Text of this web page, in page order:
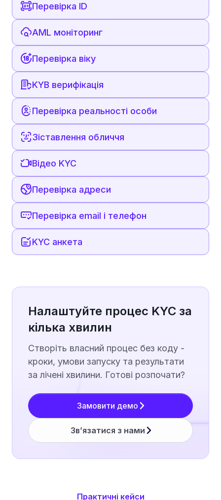
Перевірка ID
AML моніторинг
Перевірка віку
KYB верифікація
Перевірка реальності особи
Зіставлення обличчя
Відео KYC
Перевірка адреси
Перевірка email і телефон
KYC анкета
Налаштуйте процес KYC за
кілька хвилин
Створіть власний процес без коду -
кроки, умови запуску та результати
за лічені хвилини. Готові розпочати?
Замовити демо
Зв’язатися з нами
Практичні кейси